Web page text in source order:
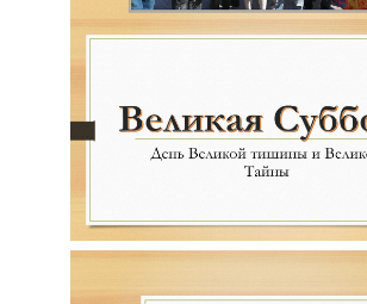
В этой гостиной мы
совместили минимализм и
уют, создавая
пространство, где семья
собирается и проводит
Минималистичная